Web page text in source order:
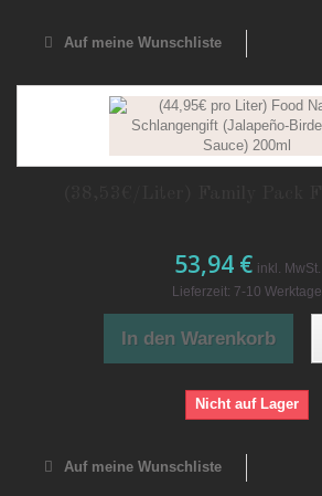
Auf meine Wunschliste
53,94 € inkl. MwSt.
Lieferzeit: 7-10 Werktage
In den Warenkorb
Nicht auf Lager
Auf meine Wunschliste